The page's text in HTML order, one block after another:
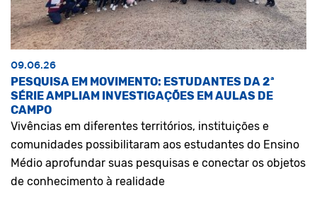
09.06.26
PESQUISA EM MOVIMENTO: ESTUDANTES DA 2ª
SÉRIE AMPLIAM INVESTIGAÇÕES EM AULAS DE
CAMPO
Vivências em diferentes territórios, instituições e
comunidades possibilitaram aos estudantes do Ensino
Médio aprofundar suas pesquisas e conectar os objetos
de conhecimento à realidade